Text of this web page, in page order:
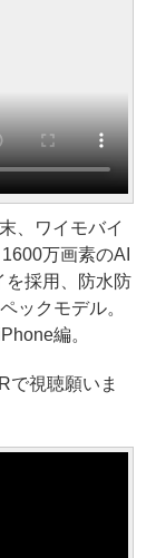
、ワイモバイ
万画素のAI
を採用、防水防
ックモデル。
編。
で視聴願いま